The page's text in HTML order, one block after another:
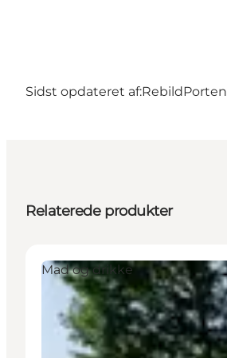
Sidst opdateret af:RebildPorten
Relaterede produkter
Mad og drikke